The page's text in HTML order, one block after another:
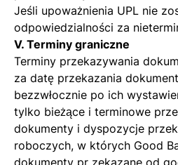
Jeśli upoważnienia UPL nie
odpowiedzialności za
V. Terminy graniczne
Terminy przekazywania
za datę przekazania
bezzwłocznie po ich
tylko bieżące i terminowe
dokumenty i dyspozycje
roboczych, w których Good
dokumenty pr zekazane od